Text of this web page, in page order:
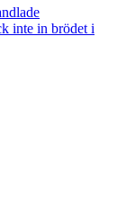
inte in brödet i